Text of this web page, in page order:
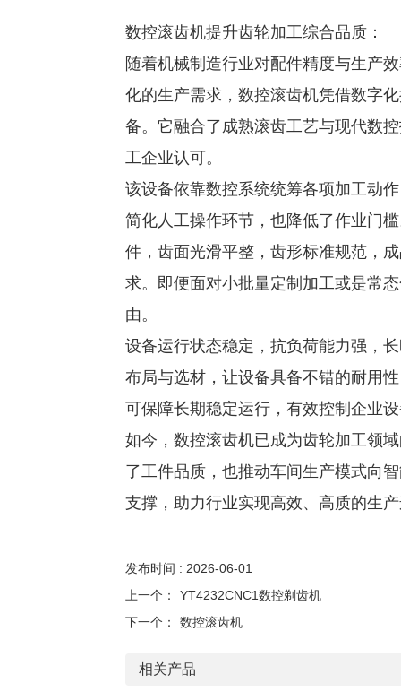
数控滚齿机提升齿轮加工综合品质 ：
随着机械制造行业对配件精度与生产
化的生产需求，数控滚齿机凭借数字
备。它融合了成熟滚齿工艺与现代数
工企业认可。
该设备依靠数控系统统筹各项加工动
简化人工操作环节，也降低了作业门
件，齿面光滑平整，齿形标准规范，
求。即便面对小批量定制加工或是常
由。
设备运行状态稳定，抗负荷能力强，
布局与选材，让设备具备不错的耐用
可保障长期稳定运行，有效控制企业
如今，数控滚齿机已成为齿轮加工领
了工件品质，也推动车间生产模式向
支撑，助力行业实现高效、高质的生
发布时间 : 2026-06-01
上一个：
YT4232CNC1数控剃齿机
下一个：
数控滚齿机
相关产品